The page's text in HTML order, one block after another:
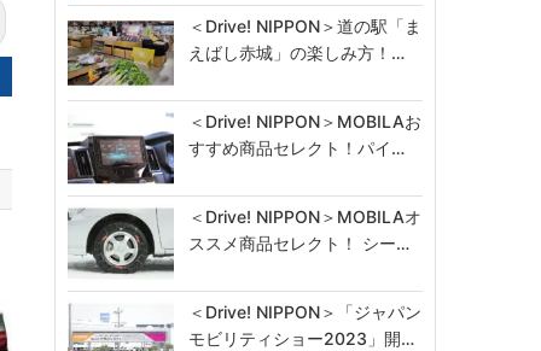
＜Drive! NIPPON＞道の駅「ま
えばし赤城」の楽しみ方！…
＜Drive! NIPPON＞MOBILAお
すすめ商品セレクト！パイ…
＜Drive! NIPPON＞MOBILAオ
ススメ商品セレクト！ シー…
＜Drive! NIPPON＞「ジャパン
モビリティショー2023」開…